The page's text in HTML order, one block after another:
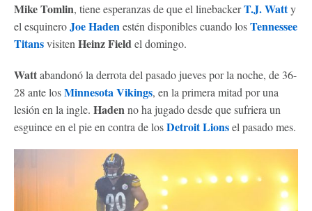
Mike Tomlin, tiene esperanzas de que el linebackerT.J. Watty
el esquineroJoe Hadenestén disponibles cuando losTennessee
Titansvisiten Heinz Fieldel domingo.
Wattabandonó la derrota del pasado jueves por la noche, de 36-
28 ante losMinnesota Vikings, en la primera mitad por una
lesión en la ingle. Hadenno ha jugado desde que sufriera un
esguince en el pie en contra de losDetroit Lionsel pasado mes.